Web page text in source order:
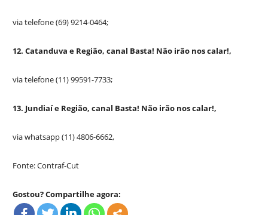
via telefone (69) 9214-0464;
12. Catanduva e Região, canal Basta! Não irão nos calar!,
via telefone (11) 99591-7733;
13. Jundiaí e Região, canal Basta! Não irão nos calar!,
via whatsapp (11) 4806-6662,
Fonte: Contraf-Cut
Gostou? Compartilhe agora: